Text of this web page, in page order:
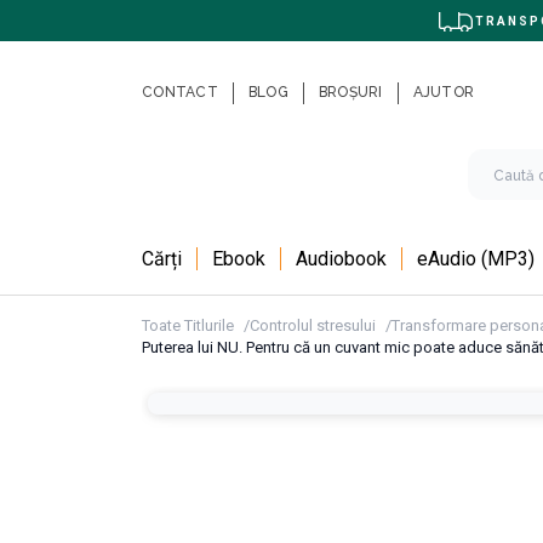
CONTACT BLOG BROȘURI AJUTOR
Cărți Ebook Audiobook eAudio (MP3)
Toate Titlurile Controlul stresului Transformare
Puterea lui NU. Pentru că un cuvant mic poate aduce